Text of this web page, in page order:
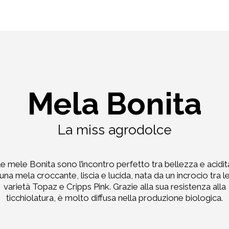
Mela Bonita
La miss agrodolce
mele Bonita sono l’incontro perfetto tra bellezza e
mela croccante, liscia e lucida, nata da un incrocio tra
varietà Topaz e Cripps Pink. Grazie alla sua resistenza alla
ticchiolatura, è molto diffusa nella produzione biologica.